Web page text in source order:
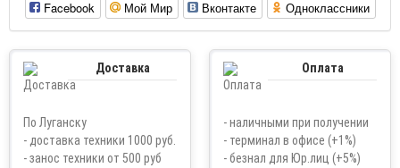
Facebook Мой Мир Вконтакте Одноклассники
Доставка
По Луганску
- доставка техники 1000 руб.
- занос техники от 500 руб
Оплата
- наличными при получении
- терминал в офисе (+1%)
- безнал для Юр.лиц (+5%)